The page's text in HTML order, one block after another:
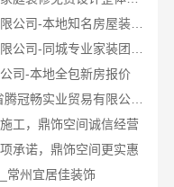
嘉兴绿色之家建材科技有限公司-本地知名房屋装修服务环保
司-本地全包新房报价
知名轮胎平台价格-湖北省腾冠畅实业贸易有限公司批发底价直供
工，鼎饰空间诚信经营
承诺，鼎饰空间更实惠
常州宜居佳装饰